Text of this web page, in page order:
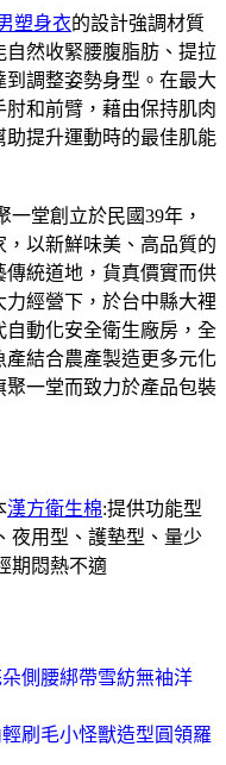
塑身衣的設計強調材質
然收緊腰腹脂肪、提拉
調整姿勢身型。在最大
和前臂，藉由保持肌肉
提升運動時的最佳肌能
一堂創立於民國39年，
以新鮮味美、高品質的
統道地，貨真價實而供
力經營下，於台中縣大裡
動化安全衛生廠房，全
結合農產製造更多元化
聚一堂而致力於產品包裝
漢方衛生棉:提供功能型
夜用型、護墊型、量少
期悶熱不適
側腰綁帶雪紡無袖洋
刷毛小怪獸造型圓領羅